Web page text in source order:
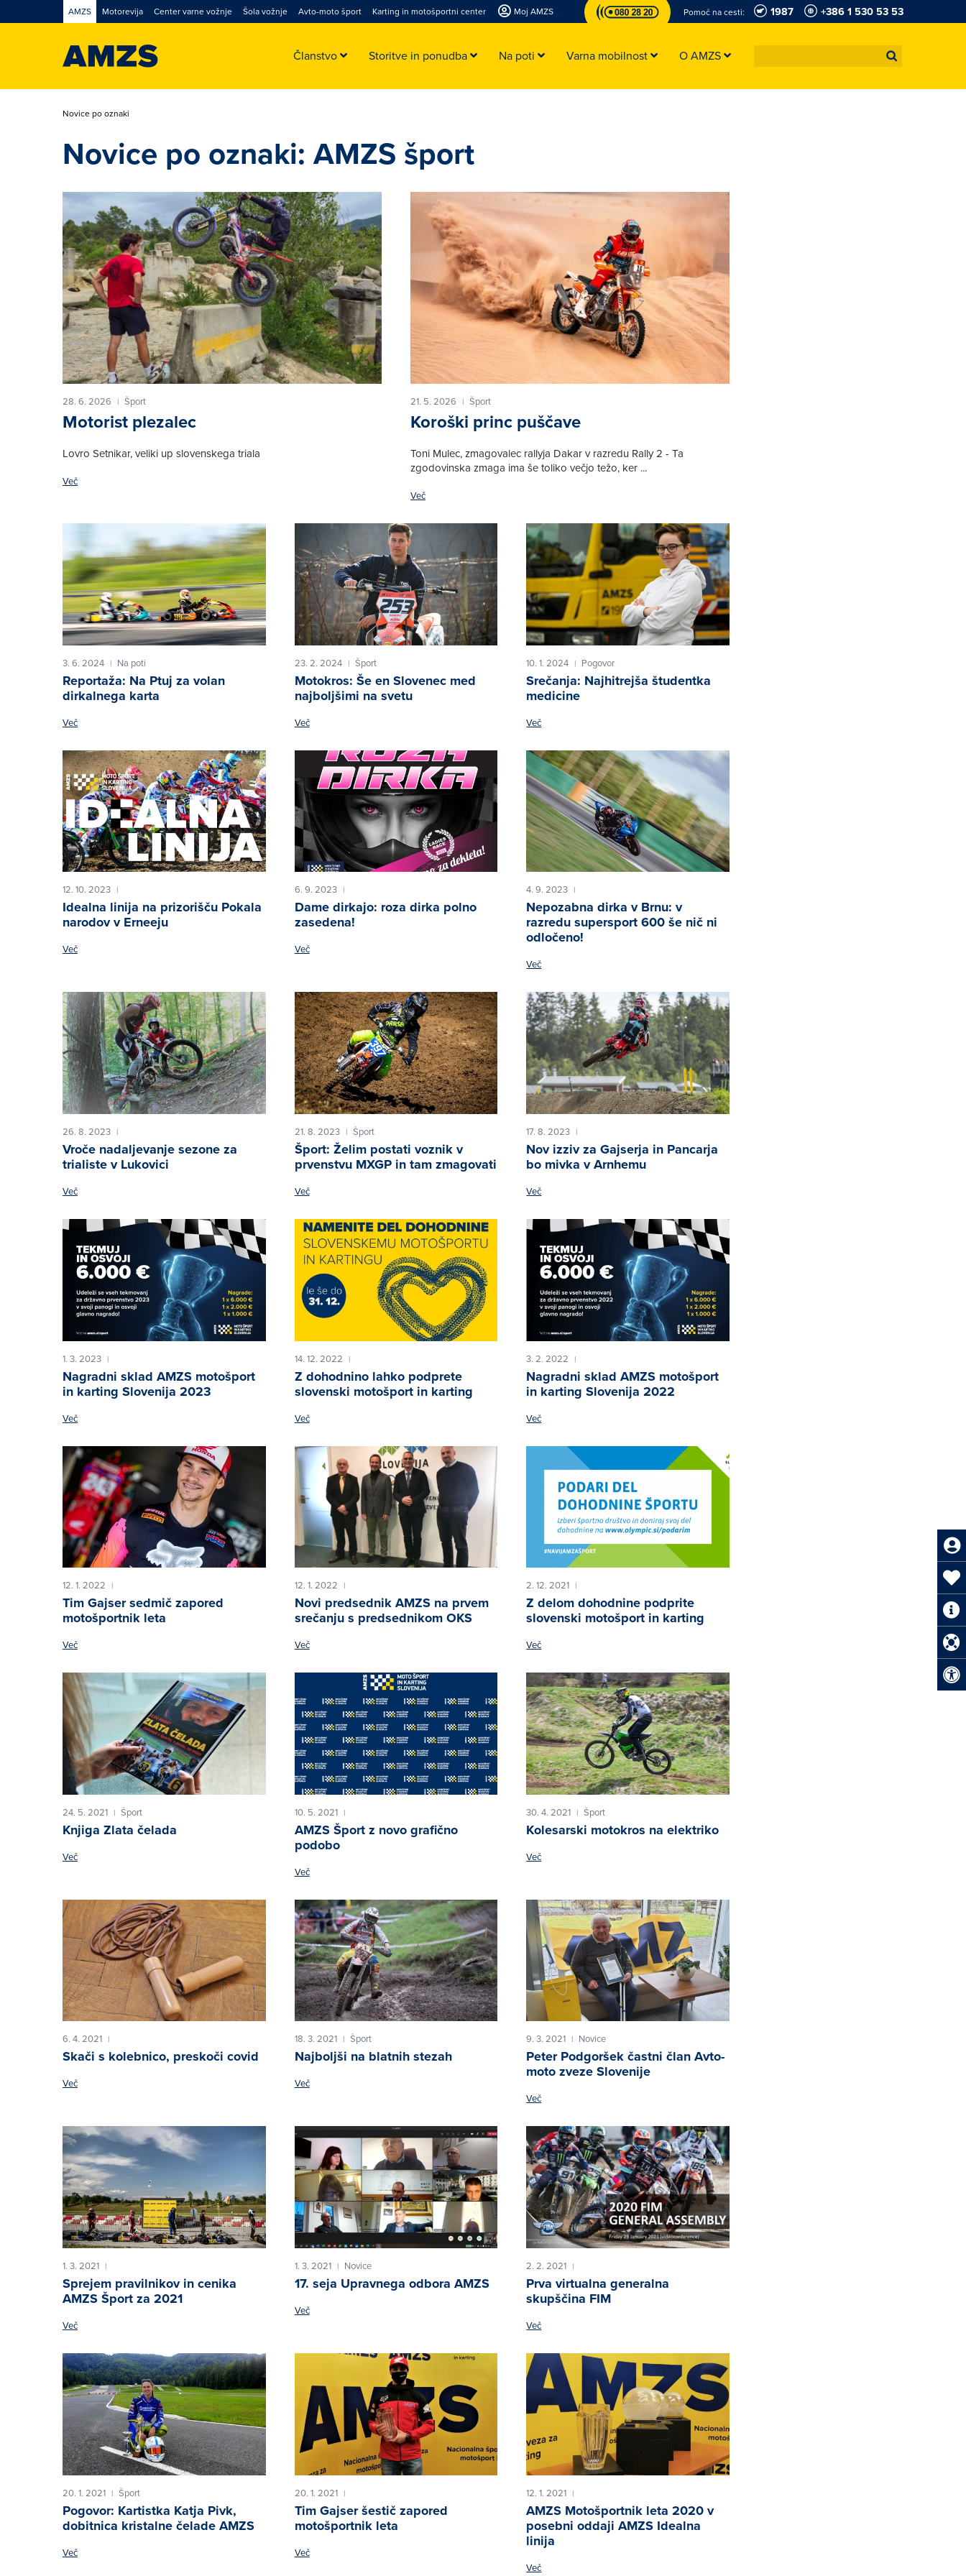
AMZS Motorevija Center varne vožnje Šola vožnje Avto-moto šport Karting in motošportni center Moj AMZS Pomoč na cesti: 1987 +386 1 530 53 53
Članstvo Storitve in ponudba Na poti Varna mobilnost O AMZS
Novice po oznaki
Novice po oznaki: AMZS šport
28. 6. 2026 | Šport
Motorist plezalec
Lovro Setnikar, veliki up slovenskega triala
Več
21. 5. 2026 | Šport
Koroški princ puščave
Toni Mulec, zmagovalec rallyja Dakar v razredu Rally 2 - Ta
zgodovinska zmaga ima še toliko večjo težo, ker ...
Več
3. 6. 2024 | Na poti
Reportaža: Na Ptuj za volan
dirkalnega karta
Več
23. 2. 2024 | Šport
Motokros: Še en Slovenec med
najboljšimi na svetu
Več
10. 1. 2024 | Pogovor
Srečanja: Najhitrejša študentka
medicine
Več
12. 10. 2023 |
Idealna linija na prizorišču Pokala
narodov v Erneeju
Več
6. 9. 2023 |
Dame dirkajo: roza dirka polno
zasedena!
Več
4. 9. 2023 |
Nepozabna dirka v Brnu: v
razredu supersport 600 še nič ni
odločeno!
Več
26. 8. 2023 |
Vroče nadaljevanje sezone za
trialiste v Lukovici
Več
21. 8. 2023 | Šport
Šport: Želim postati voznik v
prvenstvu MXGP in tam zmagovati
Več
17. 8. 2023 |
Nov izziv za Gajserja in Pancarja
bo mivka v Arnhemu
Več
1. 3. 2023 |
Nagradni sklad AMZS motošport
in karting Slovenija 2023
Več
14. 12. 2022 |
Z dohodnino lahko podprete
slovenski motošport in karting
Več
3. 2. 2022 |
Nagradni sklad AMZS motošport
in karting Slovenija 2022
Več
12. 1. 2022 |
Tim Gajser sedmič zapored
motošportnik leta
Več
12. 1. 2022 |
Novi predsednik AMZS na prvem
srečanju s predsednikom OKS
Več
2. 12. 2021 |
Z delom dohodnine podprite
slovenski motošport in karting
Več
24. 5. 2021 | Šport
Knjiga Zlata čelada
Več
10. 5. 2021 |
AMZS Šport z novo grafično
podobo
Več
30. 4. 2021 | Šport
Kolesarski motokros na elektriko
Več
6. 4. 2021 |
Skači s kolebnico, preskoči covid
Več
18. 3. 2021 | Šport
Najboljši na blatnih stezah
Več
9. 3. 2021 | Novice
Peter Podgoršek častni član Avto-
moto zveze Slovenije
Več
1. 3. 2021 |
Sprejem pravilnikov in cenika
AMZS Šport za 2021
Več
1. 3. 2021 | Novice
17. seja Upravnega odbora AMZS
Več
2. 2. 2021 |
Prva virtualna generalna
skupščina FIM
Več
20. 1. 2021 | Šport
Pogovor: Kartistka Katja Pivk,
dobitnica kristalne čelade AMZS
Več
20. 1. 2021 |
Tim Gajser šestič zapored
motošportnik leta
Več
12. 1. 2021 |
AMZS Motošportnik leta 2020 v
posebni oddaji AMZS Idealna
linija
Več